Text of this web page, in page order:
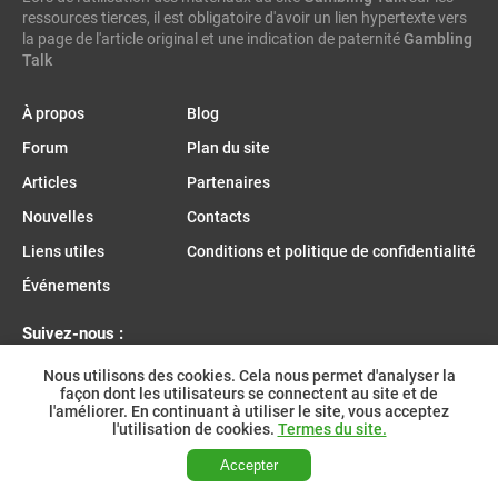
enjoy gaming
ressources tierces, il est obligatoire d'avoir un lien hypertexte vers
la page de l'article original et une indication de paternitéGambling
Talk
À propos
Forum
Articles
Nouvelles
Liens utiles
Événements
Blog
Plan du site
Partenaires
Contacts
Conditions et politique de confidentialité
Suivez-nous :
Rejoignez-nous sur Telegram :
Nous utilisons des cookies. Cela nous permet d'analyser la
façon dont les utilisateurs se connectent au site et de
l'améliorer. En continuant à utiliser le site, vous acceptez
l'utilisation de cookies. Termes du site.
Accepter